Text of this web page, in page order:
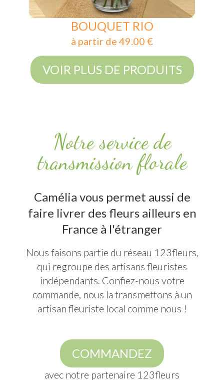
BOUQUET RIO
à partir de 49.00 €
VOIR PLUS DE PRODUITS
Notre service de
transmission florale
Camélia vous permet aussi de
faire livrer des fleurs ailleurs en
France à l'étranger
Nous faisons partie du réseau 123fleurs,
qui regroupe des artisans fleuristes
indépendants. Confiez-nous votre
commande, nous la transmettons à un
artisan fleuriste local comme nous !
COMMANDEZ
avec notre partenaire 123fleurs